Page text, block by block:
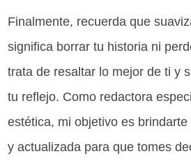
Finalmente, recuerda que
significa borrar tu historia ni
trata de resaltar lo mejor de ti y
tu reflejo. Como redactora
estética, mi objetivo es
y actualizada para que tomes